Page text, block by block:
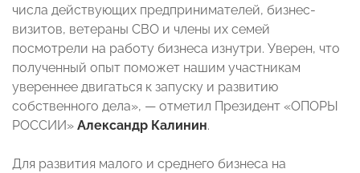
числа действующих предпринимателей, бизнес-
визитов, ветераны СВО и члены их семей
посмотрели на работу бизнеса изнутри. Уверен, что
полученный опыт поможет нашим участникам
увереннее двигаться к запуску и развитию
собственного дела», — отметил Президент «ОПОРЫ
РОССИИ» Александр Калинин.
Для развития малого и среднего бизнеса на